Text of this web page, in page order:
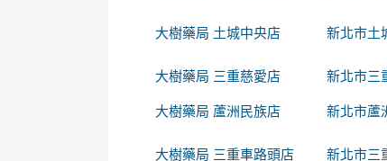
大樹藥局 土城中央店 新北市土
大樹藥局 三重慈愛店 新北市三
大樹藥局 蘆洲民族店 新北市蘆
大樹藥局 三重車路頭店 新北市三